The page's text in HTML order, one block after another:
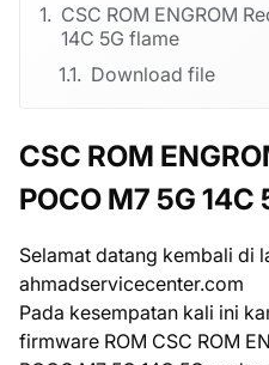
CSC ROM ENGROM
14C 5G flame
Download file
CSC ROM
POCO M7 5G 14C
Selamat datang kembali di
ahmadservicecenter.com
Pada kesempatan kali ini
firmware ROM CSC ROM